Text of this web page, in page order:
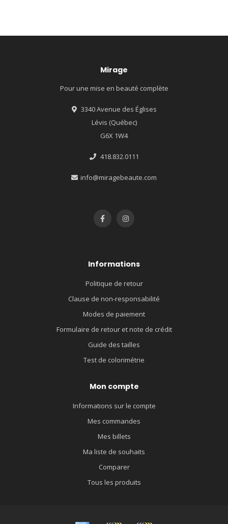
Mirage
Pour une mise en beauté complète
3340 Avenue des Églises
Lévis (Québec)
G6X 1W4
418.832.0111
info@miragebeaute.com
Informations
Politique de retour
Clause de non-responsabilité
Modes de paiement
Formulaire de retour et note de crédit
Guide des tailles
Test de colorimétrie
Mon compte
Informations sur le compte
Mes commandes
Mes billets
Ma liste de souhaits
Comparer
Tous les produits